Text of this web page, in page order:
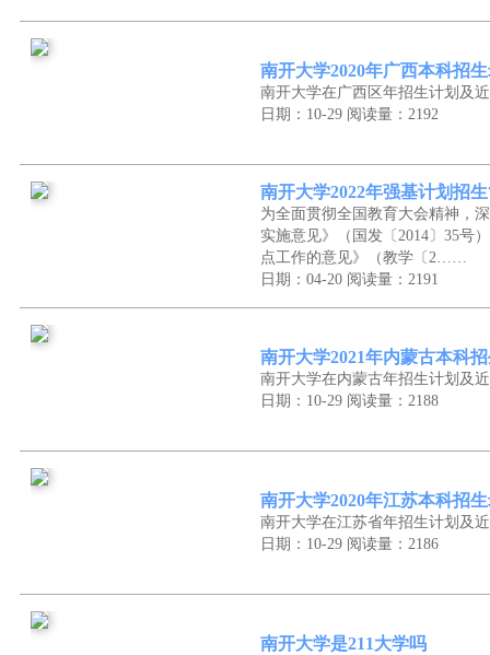
南开大学2020年广西本科招
南开大学在广西区年招生计划及
日期：10-29 阅读量：2192
南开大学2022年强基计划招
为全面贯彻全国教育大会精神，
实施意见》（国发〔2014〕35号
点工作的意见》（教学〔2……
日期：04-20 阅读量：2191
南开大学2021年内蒙古本科
南开大学在内蒙古年招生计划及
日期：10-29 阅读量：2188
南开大学2020年江苏本科招
南开大学在江苏省年招生计划及
日期：10-29 阅读量：2186
南开大学是211大学吗